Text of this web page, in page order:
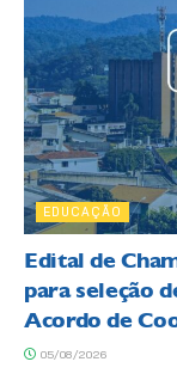
EDUCAÇÃO
Edital de
para seleção
Acordo de
05/08/2026